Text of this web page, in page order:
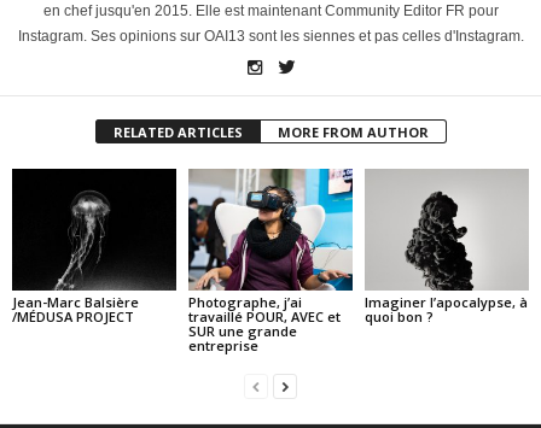
en chef jusqu'en 2015. Elle est maintenant Community Editor FR pour
Instagram. Ses opinions sur OAI13 sont les siennes et pas celles d'Instagram.
RELATED ARTICLES MORE FROM AUTHOR
Jean-Marc Balsière
/MÉDUSA PROJECT
Photographe, j’ai
travaillé POUR, AVEC et
SUR une grande
entreprise
Imaginer l’apocalypse, à
quoi bon ?